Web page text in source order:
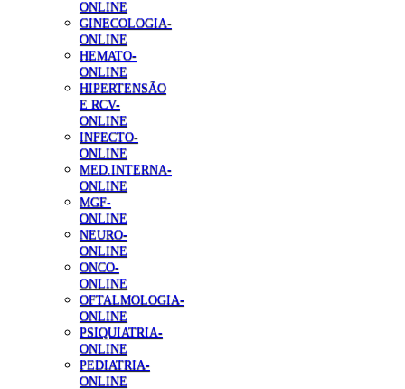
ONLINE
GINECOLOGIA-
ONLINE
HEMATO-
ONLINE
HIPERTENSÃO
E RCV-
ONLINE
INFECTO-
ONLINE
MED.INTERNA-
ONLINE
MGF-
ONLINE
NEURO-
ONLINE
ONCO-
ONLINE
OFTALMOLOGIA-
ONLINE
PSIQUIATRIA-
ONLINE
PEDIATRIA-
ONLINE